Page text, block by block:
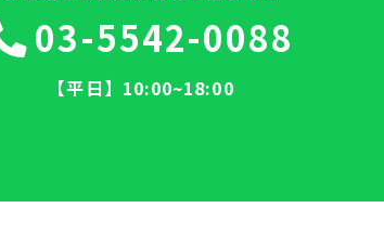
03-5542-0088
【平日】10:00~18:00